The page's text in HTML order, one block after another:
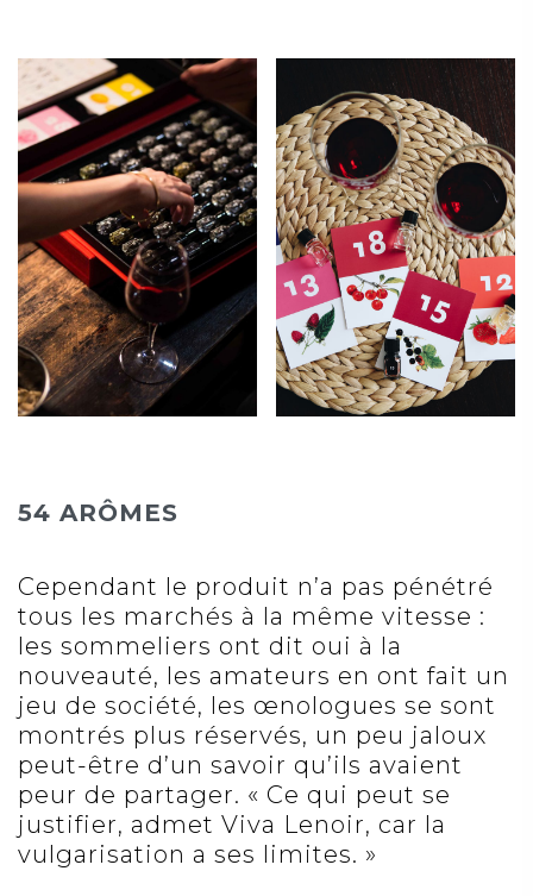
54 ARÔMES
Cependant le produit n’a pas pénétré
tous les marchés à la même vitesse :
les sommeliers ont dit oui à la
nouveauté, les amateurs en ont fait un
jeu de société, les œnologues se sont
montrés plus réservés, un peu jaloux
peut-être d’un savoir qu’ils avaient
peur de partager. « Ce qui peut se
justifier, admet Viva Lenoir, car la
vulgarisation a ses limites. »